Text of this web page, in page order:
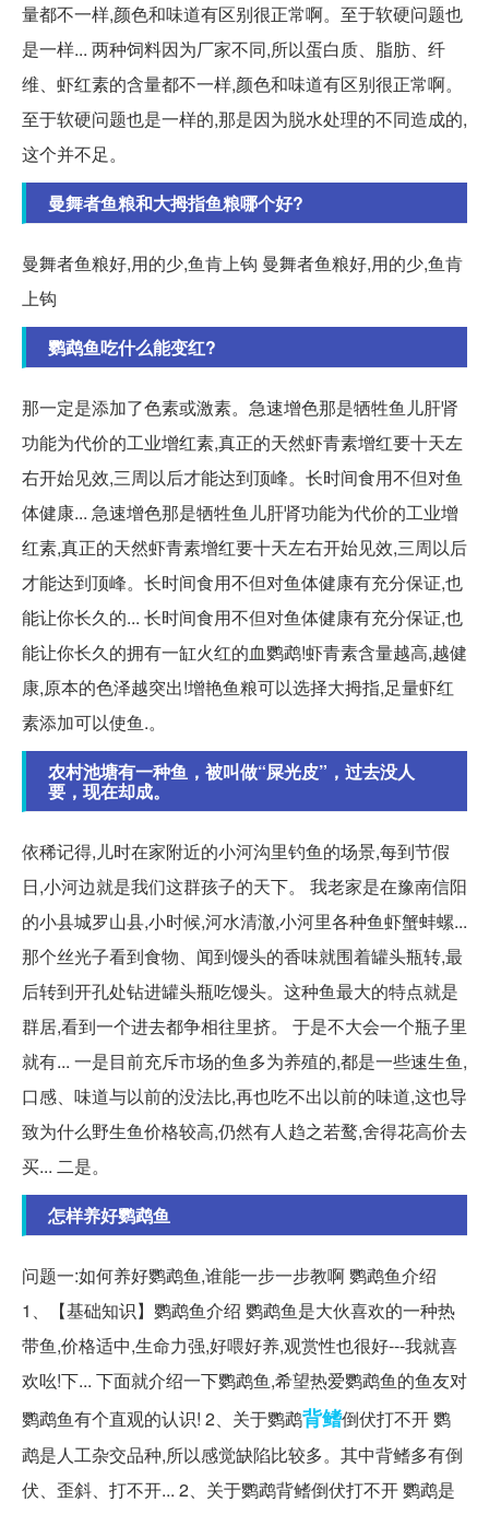
量都不一样,颜色和味道有区别很正常啊。至于软硬问题也
是一样... 两种饲料因为厂家不同,所以蛋白质、脂肪、纤
维、虾红素的含量都不一样,颜色和味道有区别很正常啊。
至于软硬问题也是一样的,那是因为脱水处理的不同造成的,
这个并不足。
曼舞者鱼粮和大拇指鱼粮哪个好?
曼舞者鱼粮好,用的少,鱼肯上钩 曼舞者鱼粮好,用的少,鱼肯
上钩
鹦鹉鱼吃什么能变红?
那一定是添加了色素或激素。急速增色那是牺牲鱼儿肝肾
功能为代价的工业增红素,真正的天然虾青素增红要十天左
右开始见效,三周以后才能达到顶峰。长时间食用不但对鱼
体健康... 急速增色那是牺牲鱼儿肝肾功能为代价的工业增
红素,真正的天然虾青素增红要十天左右开始见效,三周以后
才能达到顶峰。长时间食用不但对鱼体健康有充分保证,也
能让你长久的... 长时间食用不但对鱼体健康有充分保证,也
能让你长久的拥有一缸火红的血鹦鹉!虾青素含量越高,越健
康,原本的色泽越突出!增艳鱼粮可以选择大拇指,足量虾红
素添加可以使鱼.。
农村池塘有一种鱼，被叫做“屎光皮”，过去没人
要，现在却成。
依稀记得,儿时在家附近的小河沟里钓鱼的场景,每到节假
日,小河边就是我们这群孩子的天下。 我老家是在豫南信阳
的小县城罗山县,小时候,河水清澈,小河里各种鱼虾蟹蚌螺...
那个丝光子看到食物、闻到馒头的香味就围着罐头瓶转,最
后转到开孔处钻进罐头瓶吃馒头。这种鱼最大的特点就是
群居,看到一个进去都争相往里挤。 于是不大会一个瓶子里
就有... 一是目前充斥市场的鱼多为养殖的,都是一些速生鱼,
口感、味道与以前的没法比,再也吃不出以前的味道,这也导
致为什么野生鱼价格较高,仍然有人趋之若鹜,舍得花高价去
买... 二是。
怎样养好鹦鹉鱼
问题一:如何养好鹦鹉鱼,谁能一步一步教啊 鹦鹉鱼介绍
1、【基础知识】鹦鹉鱼介绍 鹦鹉鱼是大伙喜欢的一种热
带鱼,价格适中,生命力强,好喂好养,观赏性也很好---我就喜
欢吆!下... 下面就介绍一下鹦鹉鱼,希望热爱鹦鹉鱼的鱼友对
鹦鹉鱼有个直观的认识! 2、关于鹦鹉背鳍倒伏打不开 鹦
鹉是人工杂交品种,所以感觉缺陷比较多。其中背鳍多有倒
伏、歪斜、打不开... 2、关于鹦鹉背鳍倒伏打不开 鹦鹉是